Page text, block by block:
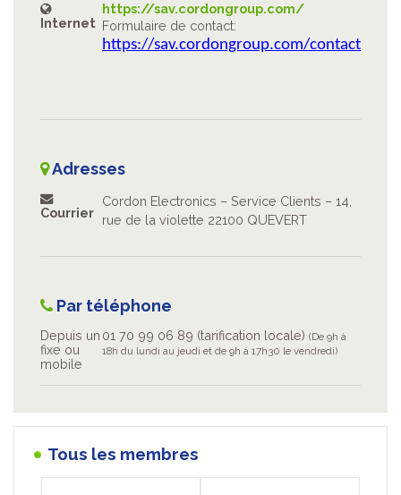
Internet
https://sav.cordongroup.com/
Formulaire de contact:
https://sav.cordongroup.com/contact
Adresses
Courrier
Cordon Electronics – Service Clients – 14,
rue de la violette 22100 QUEVERT
Par téléphone
Depuis un
fixe ou
mobile
01 70 99 06 89 (tarification locale) (De 9h à
18h du lundi au jeudi et de 9h à 17h30 le vendredi)
Tous les membres